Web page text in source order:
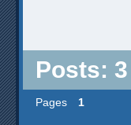
Posts: 3
Pages 1